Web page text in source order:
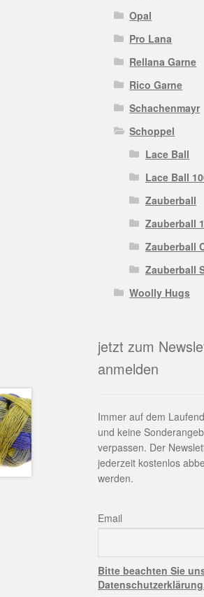
Opal
Pro Lana
Rellana Garne
Rico Garne
Schachenmayr
Schoppel
Lace Ball
Lace Ball
Zauberball
Zauberball
Zauberball
Zauberball
Woolly Hugs
jetzt zum
anmelden
Immer auf dem
und keine
verpassen. Der
jederzeit kostenlos
werden.
Email
Bitte beachten Sie